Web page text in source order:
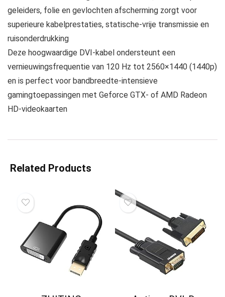
geleiders, folie en gevlochten afscherming zorgt voor
superieure kabelprestaties, statische-vrije transmissie en
ruisonderdrukking
Deze hoogwaardige DVI-kabel ondersteunt een
vernieuwingsfrequentie van 120 Hz tot 2560×1440 (1440p)
en is perfect voor bandbreedte-intensieve
gamingtoepassingen met Geforce GTX- of AMD Radeon
HD-videokaarten
Related Products